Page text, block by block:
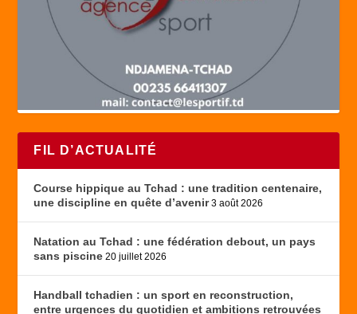
FIL D’ACTUALITÉ
Course hippique au Tchad : une tradition centenaire,
une discipline en quête d’avenir 3 août 2026
Natation au Tchad : une fédération debout, un pays
sans piscine 20 juillet 2026
Handball tchadien : un sport en reconstruction,
entre urgences du quotidien et ambitions retrouvées